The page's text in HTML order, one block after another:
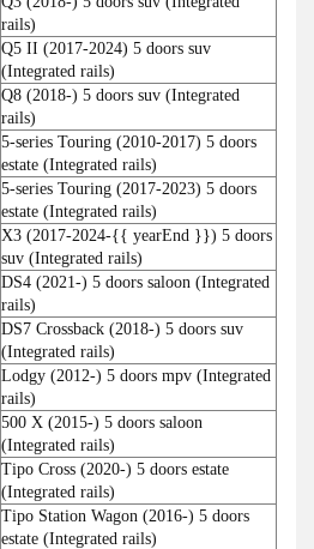
rails)
Q5 II (2017-2024) 5 doors suv
(Integrated rails)
Q8 (2018-) 5 doors suv (Integrated
rails)
5-series Touring (2010-2017) 5 doors
estate (Integrated rails)
5-series Touring (2017-2023) 5 doors
estate (Integrated rails)
X3 (2017-2024-{{ yearEnd }}) 5 doors
suv (Integrated rails)
DS4 (2021-) 5 doors saloon (Integrated
rails)
DS7 Crossback (2018-) 5 doors suv
(Integrated rails)
Lodgy (2012-) 5 doors mpv (Integrated
rails)
500 X (2015-) 5 doors saloon
(Integrated rails)
Tipo Cross (2020-) 5 doors estate
(Integrated rails)
Tipo Station Wagon (2016-) 5 doors
estate (Integrated rails)